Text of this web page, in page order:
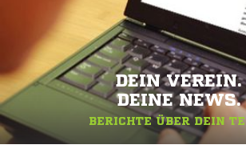
DEIN VEREIN.
DEINE NEWS.
BERICHTE ÜBER DEIN